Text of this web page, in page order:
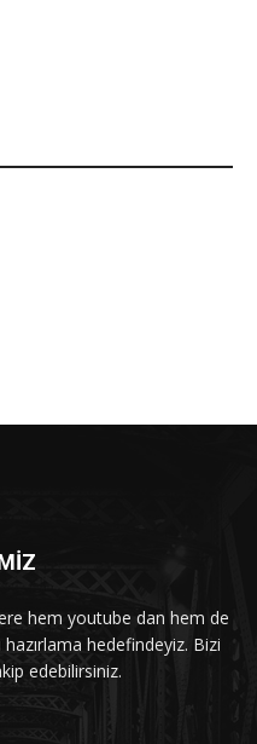
hem youtube dan hem de
hedefindeyiz. Bizi
edebilirsiniz.